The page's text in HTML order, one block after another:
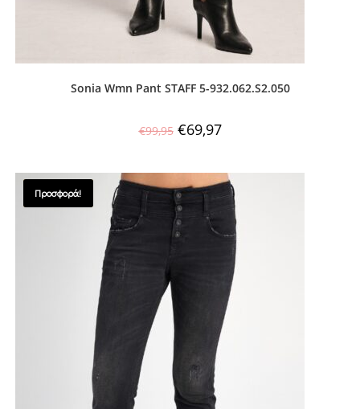
Sonia Wmn Pant STAFF 5-932.062.S2.050
€99,95 €69,97
SALES !
Προσφορά!